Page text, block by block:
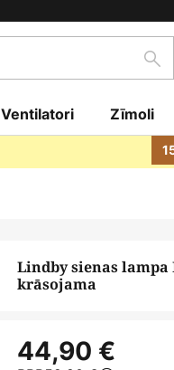
Ventilatori Zīmoli
Lindby sienas lampa
krāsojama
44,90 €